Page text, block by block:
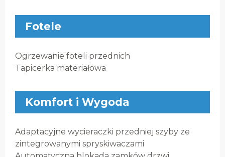
Fotele
Ogrzewanie foteli przednich
Tapicerka materiałowa
Komfort i Wygoda
Adaptacyjne wycieraczki przedniej szyby ze
zintegrowanymi spryskiwaczami